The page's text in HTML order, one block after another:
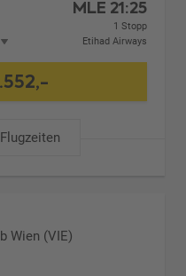
MLE 21:25
1 Stopp
Etihad Airways
Wien (VIE)